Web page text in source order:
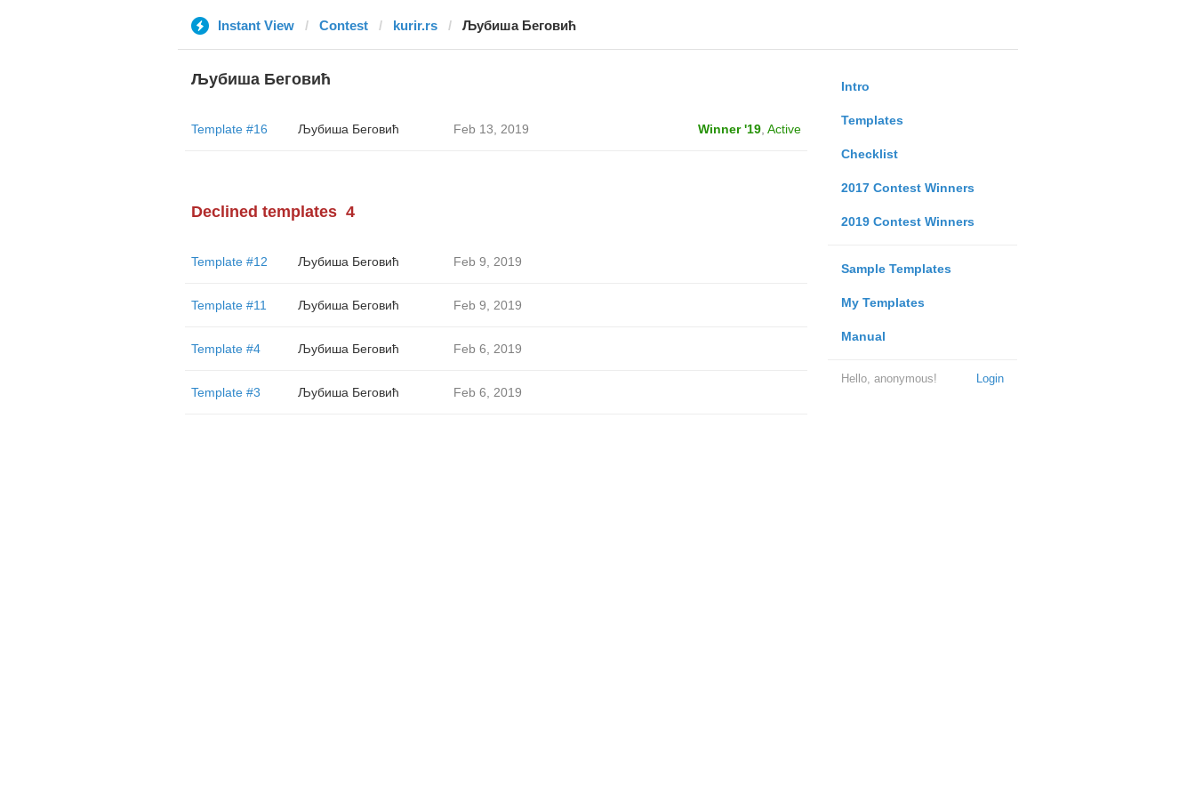
Instant View Contest kurir.rs Љубиша Беговић
Intro
Templates
Checklist
2017 Contest Winners
2019 Contest Winners
Sample Templates
My Templates
Manual
Login
Hello, anonymous!
Љубиша Беговић
Template #16 Љубиша Беговић Feb 13, 2019 Winner '19, Active
Declined templates 4
Template #12 Љубиша Беговић Feb 9, 2019
Template #11 Љубиша Беговић Feb 9, 2019
Template #4 Љубиша Беговић Feb 6, 2019
Template #3 Љубиша Беговић Feb 6, 2019